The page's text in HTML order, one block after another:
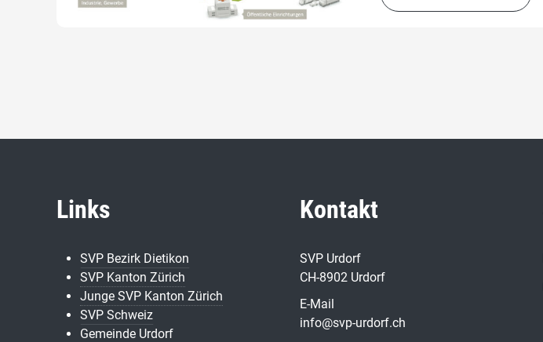
Links
SVP Bezirk Dietikon
SVP Kanton Zürich
Junge SVP Kanton Zürich
SVP Schweiz
Gemeinde Urdorf
Kontakt
SVP Urdorf
CH-8902 Urdorf
E-Mail
info@svp-urdorf.ch